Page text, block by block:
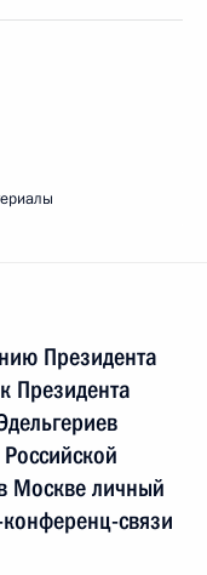
Президента
Президента
Москве личный
связи